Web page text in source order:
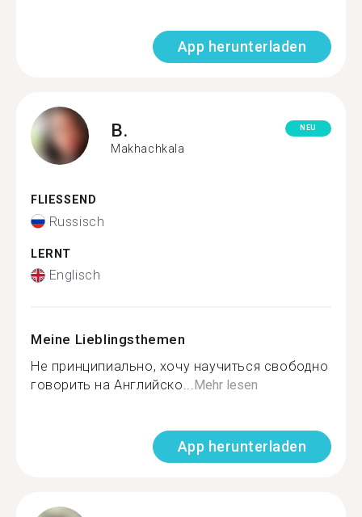
App herunterladen
B.
Makhachkala
NEU
FLIESSEND
Russisch
LERNT
Englisch
Meine Lieblingsthemen
Не принципиально, хочу научиться свободно
говорить на Английско...Mehr lesen
App herunterladen